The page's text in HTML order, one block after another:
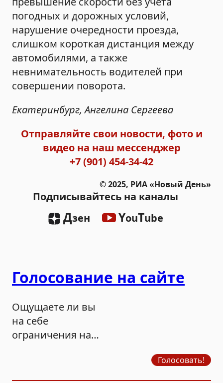
погодных и дорожных условий,
нарушение очередности проезда,
слишком короткая дистанция между
автомобилями, а также
невнимательность водителей при
совершении поворота.
Екатеринбург, Ангелина Сергеева
Отправляйте свои новости, фото и
видео на наш мессенджер
+7 (901) 454-34-42
© 2025, РИА «Новый День»
Подписывайтесь на каналы
Дзен YouTube
Голосование на сайте
Ощущаете ли вы
на себе
ограничения на
Голосовать!